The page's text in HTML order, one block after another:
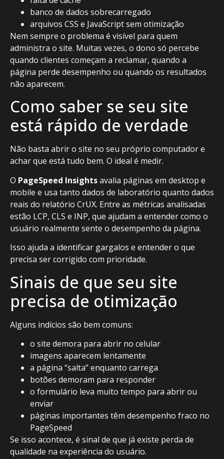
banco de dados sobrecarregado
arquivos CSS e JavaScript sem otimização
Nem sempre o problema é visível para quem
administra o site. Muitas vezes, o dono só percebe
quando clientes começam a reclamar, quando a
página perde desempenho ou quando os resultados
não aparecem.
Como saber se seu site
está rápido de verdade
Não basta abrir o site no seu próprio computador e
achar que está tudo bem. O ideal é medir.
O PageSpeed Insightsavalia páginas em desktop e
mobile e usa tanto dados de laboratório quanto dados
reais do relatório CrUX. Entre as métricas analisadas
estão LCP, CLS e INP, que ajudam a entender como o
usuário realmente sente o desempenho da página.
Isso ajuda a identificar gargalos e entender o que
precisa ser corrigido com prioridade.
Sinais de que seu site
precisa de otimização
Alguns indícios são bem comuns:
o site demora para abrir no celular
imagens aparecem lentamente
a página “salta” enquanto carrega
botões demoram para responder
o formulário leva muito tempo para abrir ou
enviar
páginas importantes têm desempenho fraco no
PageSpeed
Se isso acontece, é sinal de que já existe perda de
qualidade na experiência do usuário.